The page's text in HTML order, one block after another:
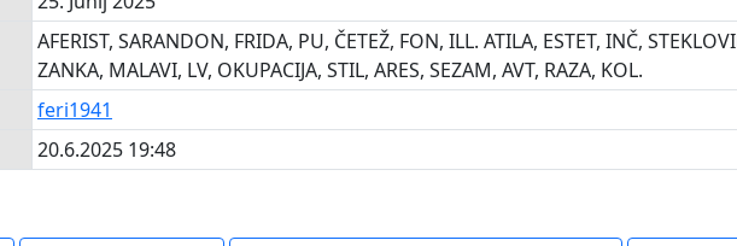
AFERIST, SARANDON, FRIDA, PU, ČETEŽ, FON, ILL. ATILA, ESTET, INČ,
ZANKA, MALAVI, LV, OKUPACIJA, STIL, ARES, SEZAM, AVT, RAZA, KOL.
feri1941
20.6.2025 19:48